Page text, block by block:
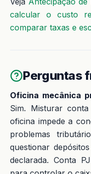
calcular o custo
comparar taxas e
Perguntas
Oficina mecânica
Sim. Misturar
oficina impede a
problemas
questionar
declarada. Conta